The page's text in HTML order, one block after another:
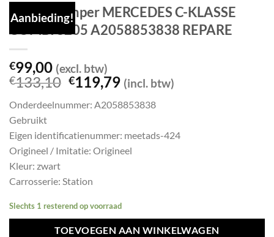
Aanbieding!
Achterbumper MERCEDES C-KLASSE
COMBI S205 A2058853838 REPARE
€99,00 (excl. btw)
€133,10 Oorspronkelijke
was:
€119,79Huidige
prijs
is:
(incl. btw)
Onderdeelnummer: A2058853838
Gebruikt
Eigen identificatienummer: meetads-424
Origineel / Imitatie: Origineel
Kleur: zwart
Carrosserie: Station
Slechts 1 resterend op voorraad
TOEVOEGEN AAN WINKELWAGEN